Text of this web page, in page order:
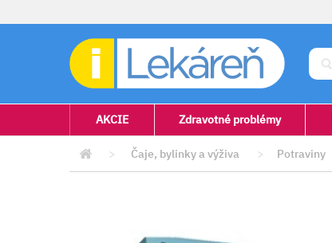
AKCIE Zdravotné problémy
> Čaje, bylinky a výživa > Potraviny